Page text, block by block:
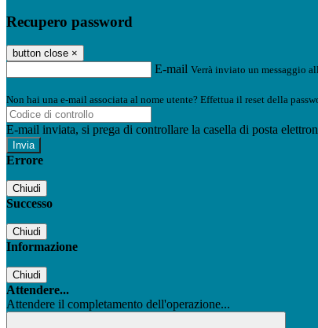
Recupero password
button close ×
E-mail Verrà inviato un messaggio
Non hai una e-mail associata al nome utente? Effettua il reset della
E-mail inviata, si prega di controllare la casella di posta
Errore
Chiudi
Successo
Chiudi
Informazione
Chiudi
Attendere...
Attendere il completamento dell'operazione...